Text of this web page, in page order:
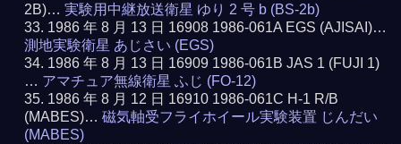
2B)…実験用中継放送衛星 ゆり 2 号 b (BS-2b)
1986 年 8 月 13 日 16908 1986-061A EGS (AJISAI)…
測地実験衛星 あじさい (EGS)
1986 年 8 月 13 日 16909 1986-061B JAS 1 (FUJI 1)
… アマチュア無線衛星 ふじ (FO-12)
1986 年 8 月 12 日 16910 1986-061C H-1 R/B
(MABES)…磁気軸受フライホイール実験装置 じんだい
(MABES)